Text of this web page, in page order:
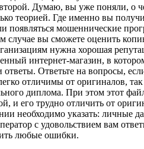
Думаю, вы уже поняли, о
теорией. Где именно вы
появляться мошеннические
случае вы сможете оценить
нужна хорошая
интернет-магазин, в
Ответьте на вопросы,
отличимы от оригиналов,
диплома. При этом этот
и его трудно отличить от
необходимо указать: личные
с удовольствием вам
любые ошибки.